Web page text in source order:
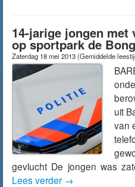
14-jarige jongen met
op sportpark de
Zaterdag 18 mei 2013(Gemiddelde
uit
van
gevlucht De jongen was
Lees verder →